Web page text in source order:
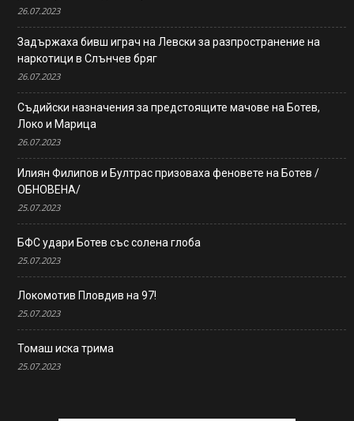
26.07.2023
Задържаха бивш играч на Левски за разпространение на
наркотици в Слънчев бряг
26.07.2023
Съдийски назначения за предстоящите мачове на Ботев,
Локо и Марица
26.07.2023
Илиян Филипов и Бултрас призоваха феновете на Ботев /
ОБНОВЕНА/
25.07.2023
БФС удари Ботев със солена глоба
25.07.2023
Локомотив Пловдив на 97!
25.07.2023
Томаш иска трима
25.07.2023